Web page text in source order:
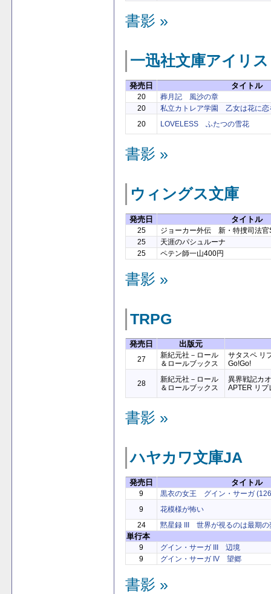
書影 »
一迅社文庫アイリス
発売日 タイトル
20
葬月記 風沙の章
20
私立カトレア学園 乙女は花に恋
20
LOVELESS ふたつの雪花
書影 »
ウィングス文庫
発売日 タイトル
25
ジョーカー外伝 新・特捜司法官
25
天涯のパシュルーナ
25
ペテン師一山400円
書影 »
TRPG
発売日 出版元
27
新紀元社－ロール
＆ロールブックス
サタスペ リ
Go!Go!
28
新紀元社－ロール
＆ロールブックス
異界戦記カ
APTER リ
書影 »
ハヤカワ文庫JA
発売日 タイトル
9
黒衣の女王 グイン・サーガ
9
花模様が怖い
24
黙星録 III 世界が視るのは最期の
単行本
9
グイン・サーガ III 辺境
9
グイン・サーガ IV 望郷
書影 »